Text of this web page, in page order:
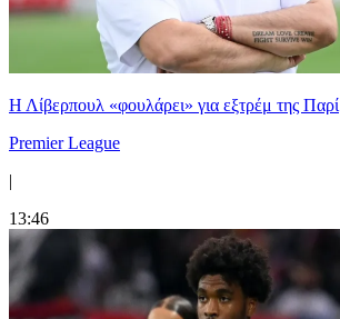
Η Λίβερπουλ «φουλάρει» για εξτρέμ της Παρί
Premier League
|
13:46